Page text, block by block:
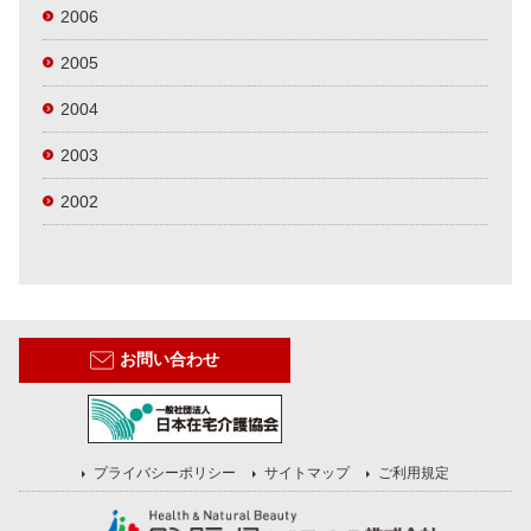
2006
2005
2004
2003
2002
お問い合わせ
プライバシーポリシー サイトマップ ご利用規定